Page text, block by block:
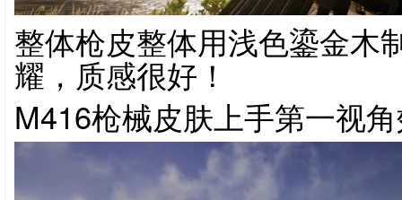
整体枪皮整体用浅色鎏金木
耀，质感很好！
M416枪械皮肤上手第一视